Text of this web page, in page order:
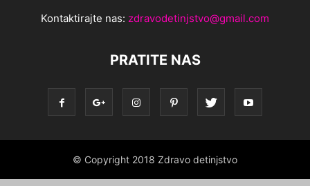
Kontaktirajte nas: zdravodetinjstvo@gmail.com
PRATITE NAS
© Copyright 2018 Zdravo detinjstvo